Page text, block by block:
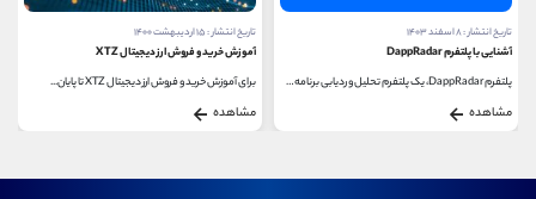
تاریخ انتشار : ۸ اسفند ۱۴۰۳
آشنایی با پلتفرم DappRadar
پلتفرم DappRadar، یک پلتفرم تحلیل و ردیابی برنامه‌های...
مشاهده
تاریخ انتشار : ۱۵ اردیبهشت ۱۴۰۰
آموزش خرید و فروش ارز دیجیتال XTZ
برای آموزش خرید و فروش ارز دیجیتال XTZ تا پایان...
مشاهده